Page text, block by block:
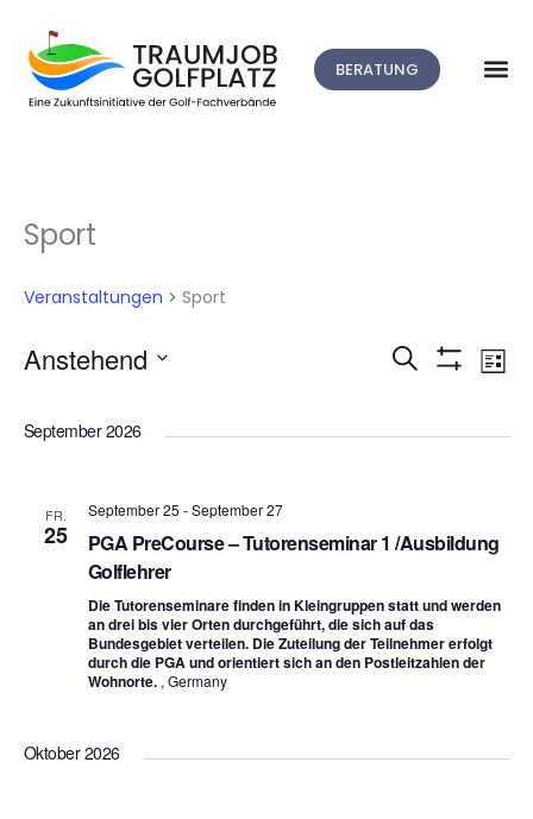
BERATUNG
Sport
Veranstaltungen Sport
Ansichten,
Suche Liste
Anstehend
wählen.
September 2026
FR.
25
September 25 -September 27
PGA PreCourse – Tutorenseminar 1 /Ausbildung
Golflehrer
Die Tutorenseminare finden in Kleingruppen statt und werden
an drei bis vier Orten durchgeführt, die sich auf das
Bundesgebiet verteilen. Die Zuteilung der Teilnehmer erfolgt
durch die PGA und orientiert sich an den Postleitzahlen der
Wohnorte. , Germany
Oktober 2026